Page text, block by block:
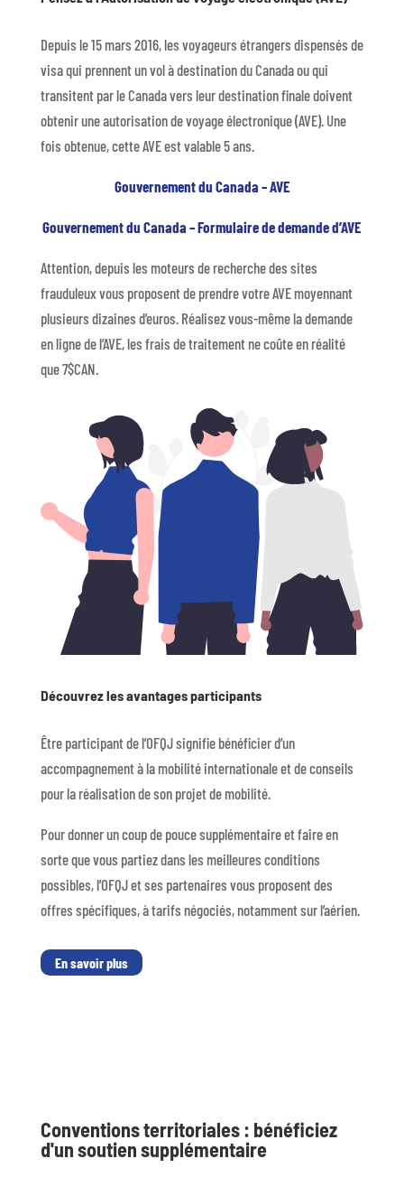
Depuis le 15 mars 2016, les voyageurs étrangers dispensés de
visa qui prennent un vol à destination du Canada ou qui
transitent par le Canada vers leur destination finale doivent
obtenir une autorisation de voyage électronique (AVE). Une
fois obtenue, cette AVE est valable 5 ans.
Gouvernement du Canada – AVE
Gouvernement du Canada – Formulaire de demande d’AVE
Attention, depuis les moteurs de recherche des sites
frauduleux vous proposent de prendre votre AVE moyennant
plusieurs dizaines d’euros. Réalisez vous-même la demande
en ligne de l’AVE, les frais de traitement ne coûte en réalité
que 7$CAN.
Découvrez les avantages participants
Être participant de l’OFQJ signifie bénéficier d’un
accompagnement à la mobilité internationale et de conseils
pour la réalisation de son projet de mobilité.
Pour donner un coup de pouce supplémentaire et faire en
sorte que vous partiez dans les meilleures conditions
possibles, l’OFQJ et ses partenaires vous proposent des
offres spécifiques, à tarifs négociés, notamment sur l’aérien.
En savoir plus
Conventions territoriales : bénéficiez
d'un soutien supplémentaire